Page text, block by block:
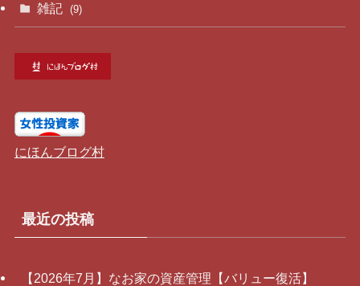
雑記 (9)
にほんブログ村
最近の投稿
【2026年7月】なお家の資産管理【バリュー復活】